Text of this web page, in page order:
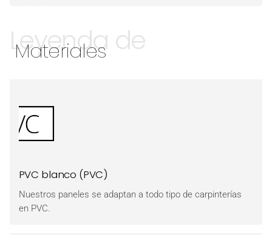
Leyenda de
Materiales
PVC blanco (PVC)
Nuestros paneles se adaptan a todo tipo de carpinterías
en PVC.